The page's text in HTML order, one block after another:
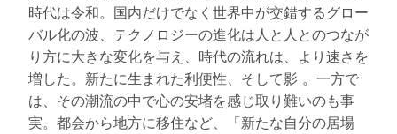
時代は令和。国内だけでなく世界中が交錯するグロー
バル化の波、テクノロジーの進化は人と人とのつなが
り方に大きな変化を与え、時代の流れは、より速さを
増した。新たに生まれた利便性、そして影 。一方で
は、その潮流の中で心の安堵を感じ取り難いのも事
実。都会から地方に移住など、「新たな自分の居場